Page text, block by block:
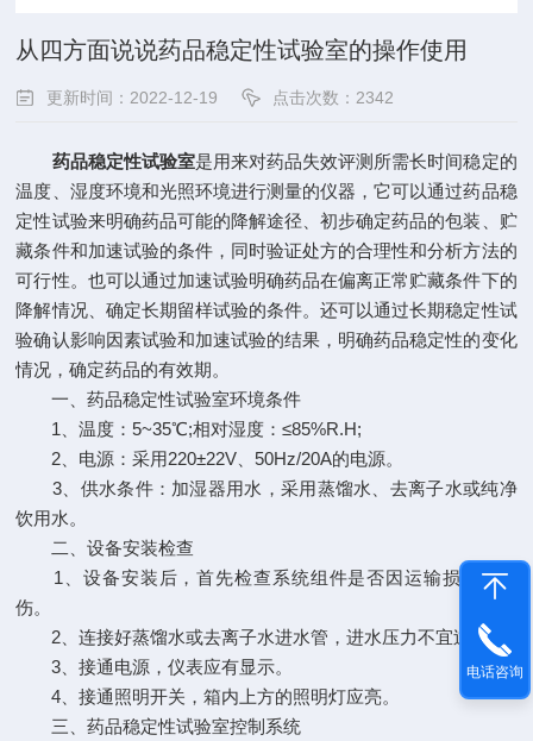
从四方面说说药品稳定性试验室的操作使用
更新时间：2022-12-19 点击次数：2342
药品稳定性试验室是用来对药品失效评测所需长时间稳定的
温度、湿度环境和光照环境进行测量的仪器，它可以通过药品稳
定性试验来明确药品可能的降解途径、初步确定药品的包装、贮
藏条件和加速试验的条件，同时验证处方的合理性和分析方法的
可行性。也可以通过加速试验明确药品在偏离正常贮藏条件下的
降解情况、确定长期留样试验的条件。还可以通过长期稳定性试
验确认影响因素试验和加速试验的结果，明确药品稳定性的变化
情况，确定药品的有效期。
一、药品稳定性试验室环境条件
1、温度：5~35℃;相对湿度：≤85%R.H;
2、电源：采用220±22V、50Hz/20A的电源。
3、供水条件：加湿器用水，采用蒸馏水、去离子水或纯净
饮用水。
二、设备安装检查
1、设备安装后，首先检查系统组件是否因运输损坏、碰
伤。
2、连接好蒸馏水或去离子水进水管，进水压力不宜过大。
3、接通电源，仪表应有显示。
4、接通照明开关，箱内上方的照明灯应亮。
三、药品稳定性试验室控制系统
电话咨询